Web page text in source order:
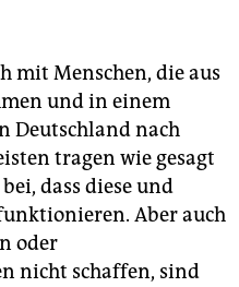
mit Menschen, die aus
und in einem
Deutschland nach
tragen wie gesagt
dass diese und
Aber auch
oder
nicht schaffen, sind